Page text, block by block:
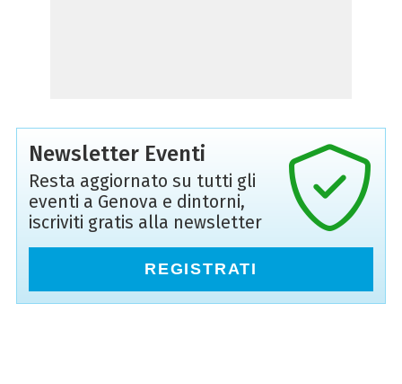
Newsletter Eventi
Resta aggiornato su tutti gli
eventi a Genova e dintorni,
iscriviti gratis alla newsletter
REGISTRATI